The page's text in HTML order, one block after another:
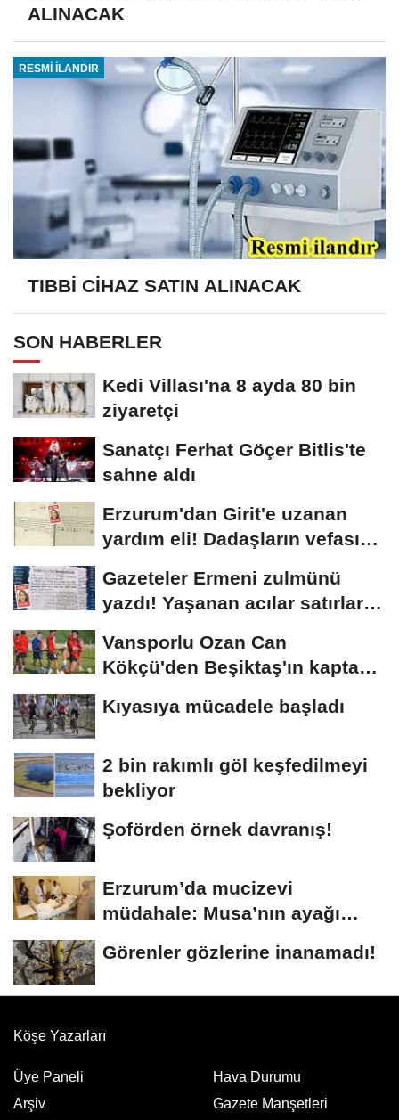
ALINACAK
RESMİ İLANDIR
TIBBİ CİHAZ SATIN ALINACAK
SON HABERLER
Kedi Villası'na 8 ayda 80 bin
ziyaretçi
Sanatçı Ferhat Göçer Bitlis'te
sahne aldı
Erzurum'dan Girit'e uzanan
yardım eli! Dadaşların vefası
Gazeteler Ermeni zulmünü
yazdı! Yaşanan acılar satırlara
Vansporlu Ozan Can
Kökçü'den Beşiktaş'ın kaptanı
Kıyasıya mücadele başladı
2 bin rakımlı göl keşfedilmeyi
bekliyor
Şoförden örnek davranış!
Erzurum’da mucizevi
müdahale: Musa’nın ayağı
Görenler gözlerine inanamadı!
Köşe Yazarları
Üye Paneli
Arşiv
Hava Durumu
Gazete Manşetleri